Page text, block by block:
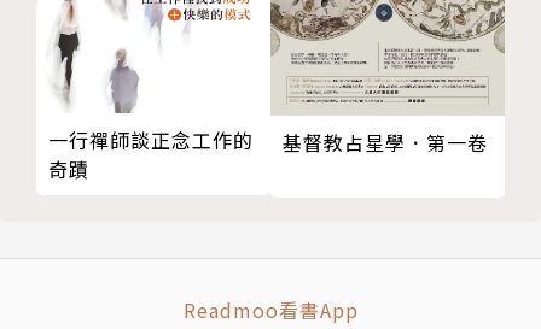
神應許你……
救恩
產業
盼望
讚美
鼓勵的話語
一行禪師談正念工作的
奇蹟
基督教占星學．第一卷
Readmoo看書App